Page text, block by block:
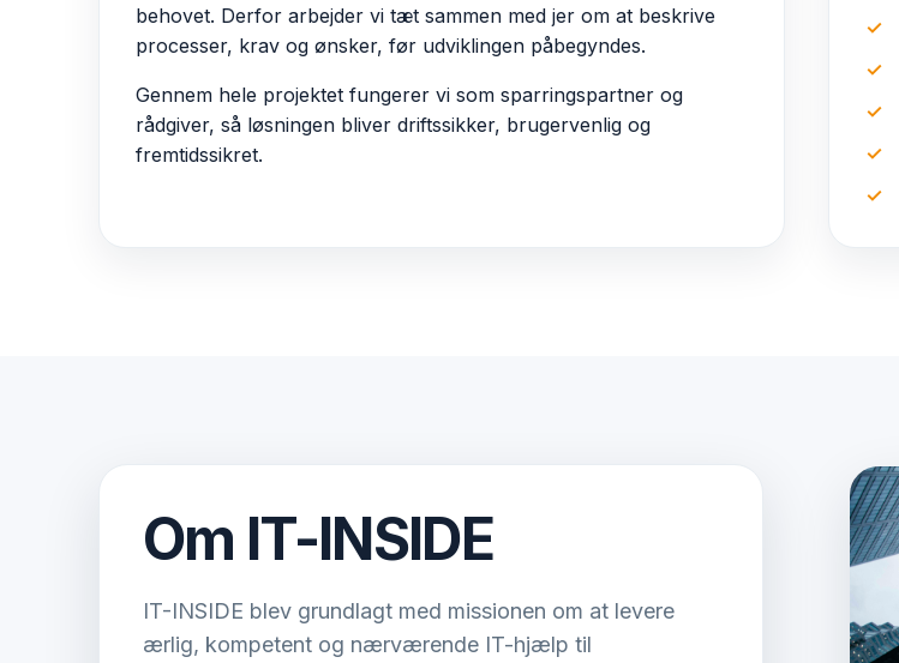
behovet. Derfor arbejder vi tæt sammen med jer om at beskrive
processer, krav og ønsker, før udviklingen påbegyndes.
Gennem hele projektet fungerer vi som sparringspartner og
rådgiver, så løsningen bliver driftssikker, brugervenlig og
fremtidssikret.
Om IT-INSIDE
IT-INSIDE blev grundlagt med missionen om at levere
ærlig, kompetent og nærværende IT-hjælp til